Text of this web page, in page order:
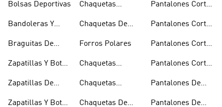
Bolsas Deportivas
Bandoleras Y
Hombro
Braguitas De
Zapatillas Y Botas
Zapatillas De
Zapatillas Y Botas
Chaquetas
Acolchados
Chaquetas De
Forros Polares
Chaquetas
Chaquetas
Chaquetas De
Pantalones Cortos
Pantalones Cortos
Pantalones Cortos
Pantalones Cortos
Pantalones De
Pantalones De